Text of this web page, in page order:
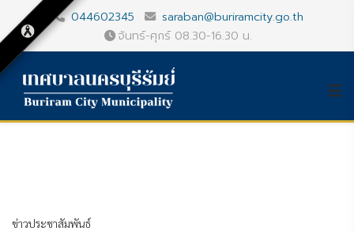
044602345
saraban@buriramcity.go.th
จันทร์-ศุกร์ 08.30-16.30 น.
ข่าวประชาสัมพันธ์